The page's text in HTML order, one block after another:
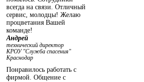
всегда на связи. Отличный
сервис, молодцы! Желаю
процветания Вашей
команде!
Андрей
технический директор
КРОУ "Служба спасения"
Краснодар
Понравилось работать с
фирмой. Общение с